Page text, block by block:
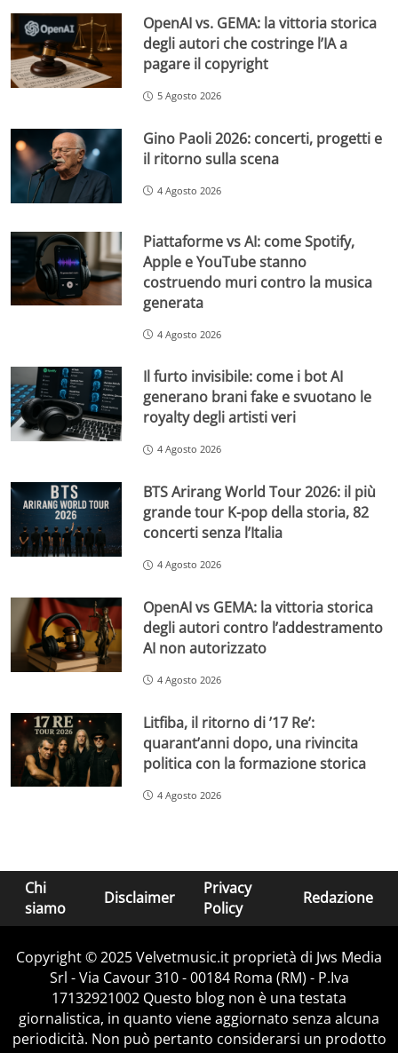
OpenAI vs. GEMA: la vittoria storica
degli autori che costringe l’IA a
pagare il copyright
5 Agosto 2026
Gino Paoli 2026: concerti, progetti e
il ritorno sulla scena
4 Agosto 2026
Piattaforme vs AI: come Spotify,
Apple e YouTube stanno
costruendo muri contro la musica
generata
4 Agosto 2026
Il furto invisibile: come i bot AI
generano brani fake e svuotano le
royalty degli artisti veri
4 Agosto 2026
BTS Arirang World Tour 2026: il più
grande tour K-pop della storia, 82
concerti senza l’Italia
4 Agosto 2026
OpenAI vs GEMA: la vittoria storica
degli autori contro l’addestramento
AI non autorizzato
4 Agosto 2026
Litfiba, il ritorno di ’17 Re’:
quarant’anni dopo, una rivincita
politica con la formazione storica
4 Agosto 2026
Chi
siamo
Disclaimer
Privacy
Policy
Redazione
Copyright © 2025 Velvetmusic.it proprietà di Jws Media
Srl - Via Cavour 310 - 00184 Roma (RM) - P.Iva
17132921002 Questo blog non è una testata
giornalistica, in quanto viene aggiornato senza alcuna
periodicità. Non può pertanto considerarsi un prodotto